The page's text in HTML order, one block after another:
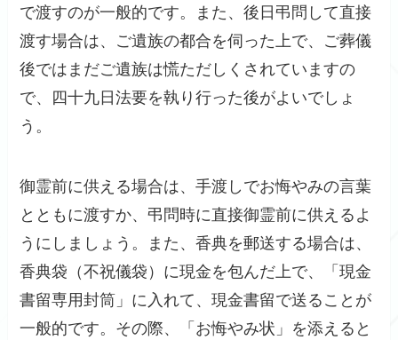
で渡すのが一般的です。また、後日弔問して直接
渡す場合は、ご遺族の都合を伺った上で、ご葬儀
後ではまだご遺族は慌ただしくされていますの
で、四十九日法要を執り行った後がよいでしょ
う。
御霊前に供える場合は、手渡しでお悔やみの言葉
とともに渡すか、弔問時に直接御霊前に供えるよ
うにしましょう。また、香典を郵送する場合は、
香典袋（不祝儀袋）に現金を包んだ上で、「現金
書留専用封筒」に入れて、現金書留で送ることが
一般的です。その際、「お悔やみ状」を添えると